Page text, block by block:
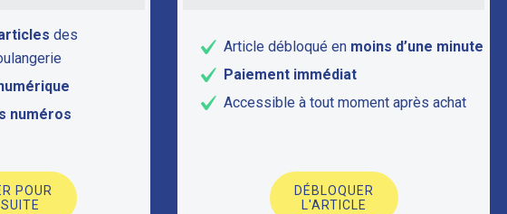
des
numéros
POUR
Article débloqué en moins d’une minute
Paiement immédiat
Accessible à tout moment après achat
DÉBLOQUER
L'ARTICLE